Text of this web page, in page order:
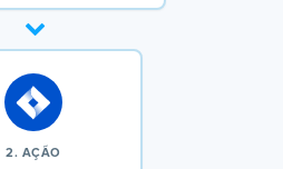
2. AÇÃO